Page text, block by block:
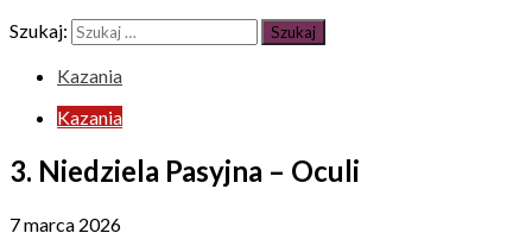
Szukaj:
Kazania
Kazania
3. Niedziela Pasyjna – Oculi
7 marca 2026